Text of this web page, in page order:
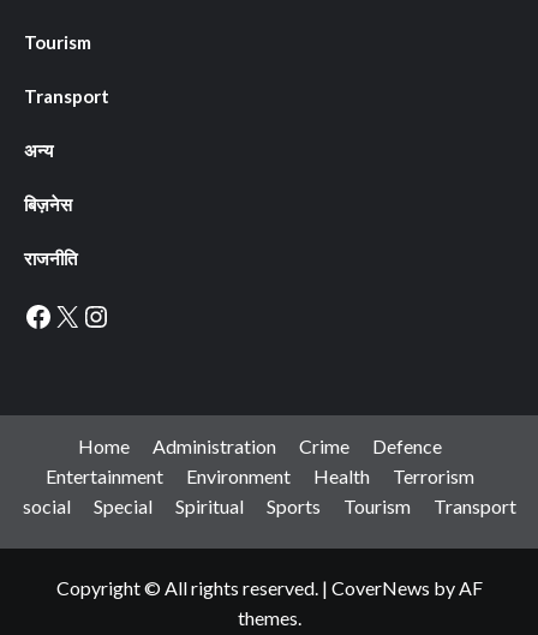
Tourism
Transport
अन्य
बिज़नेस
राजनीति
Facebook
X Instagram
Home Administration Crime
Defence
Entertainment
Environment Health
Terrorism
social
Special Spiritual Sports Tourism Transport
Copyright © All rights reserved. | CoverNews by AF
themes.